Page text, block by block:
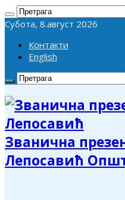
Субота, 8.август 2026
Контакти
English
Званична
Лепосавић